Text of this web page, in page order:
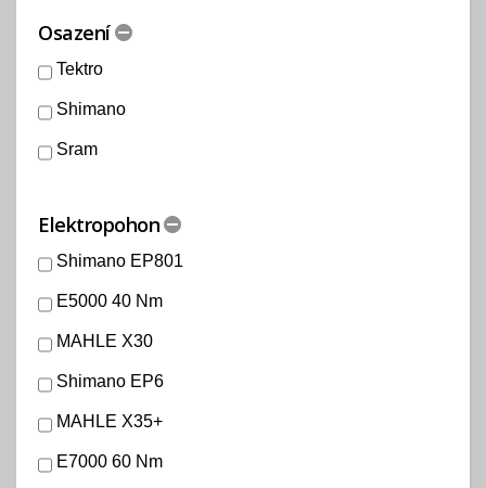
Osazení
Tektro
Shimano
Sram
Elektropohon
Shimano EP801
E5000 40 Nm
MAHLE X30
Shimano EP6
MAHLE X35+
E7000 60 Nm